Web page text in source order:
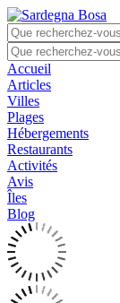
Accueil
Articles
Villes
Plages
Hébergements
Restaurants
Activités
Avis
Îles
Blog